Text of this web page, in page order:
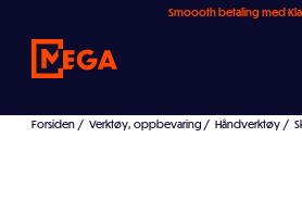
Smoooth betaling med
Forsiden / Verktøy, oppbevaring / Håndverktøy /